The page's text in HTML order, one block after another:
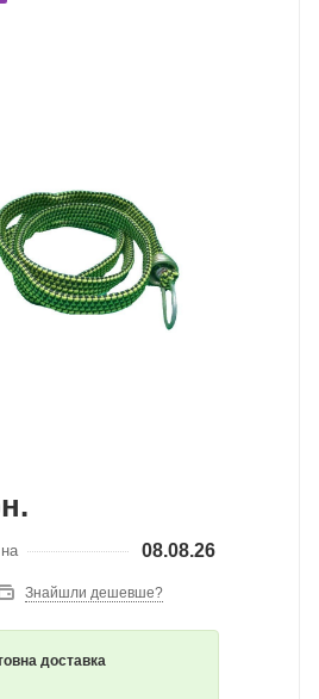
08.08.26
Знайшли дешевше?
доставка